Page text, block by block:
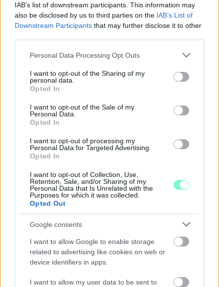
IAB’s list of downstream participants. This information may
also be disclosed by us to third parties on the IAB’s List of
Downstream Participants that may further disclose it to other
Please note that this website/app uses one or more Google
not limited to your visit or usage behaviour. You may click to
grant or deny consent to Google and its third-party tags to
use your data for below specified purposes in below Google
consent section.
Personal Data Processing Opt Outs
I want to opt-out of the Sharing of my
personal data.
Opted In
I want to opt-out of the Sale of my
Personal Data.
Opted In
I want to opt-out of processing my
Personal Data for Targeted Advertising.
Opted In
I want to opt-out of Collection, Use,
Retention, Sale, and/or Sharing of my
Personal Data that Is Unrelated with the
Purposes for which it was collected.
Opted Out
Google consents
I want to allow Google to enable storage
related to advertising like cookies on web or
device identifiers in apps.
I want to allow my user data to be sent to
A BAROKK ÖSSZES ÁRNYALATA ÉS MÉG EGY SOR
GYŐRBEN
Középpontban a hagyományőrzés, de lesz Pogány Induló és
Majka koncert, jóga szeánsz, “borhajózás” és egy csomó minden